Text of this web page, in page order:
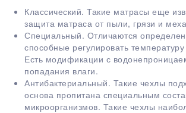
Классический. Такие матрасы еще
защита матраса от пыли, грязи и
Специальный. Отличаются
способные регулировать
Есть модификации с
попадания влаги.
Антибактериальный. Такие чехлы
основа пропитана специальным
микроорганизмов. Такие чехлы